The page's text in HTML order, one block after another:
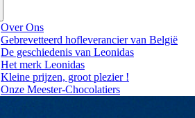
Over Ons
Gebrevetteerd hofleverancier van België
De geschiedenis van Leonidas
Het merk Leonidas
Kleine prijzen, groot plezier !
Onze Meester-Chocolatiers